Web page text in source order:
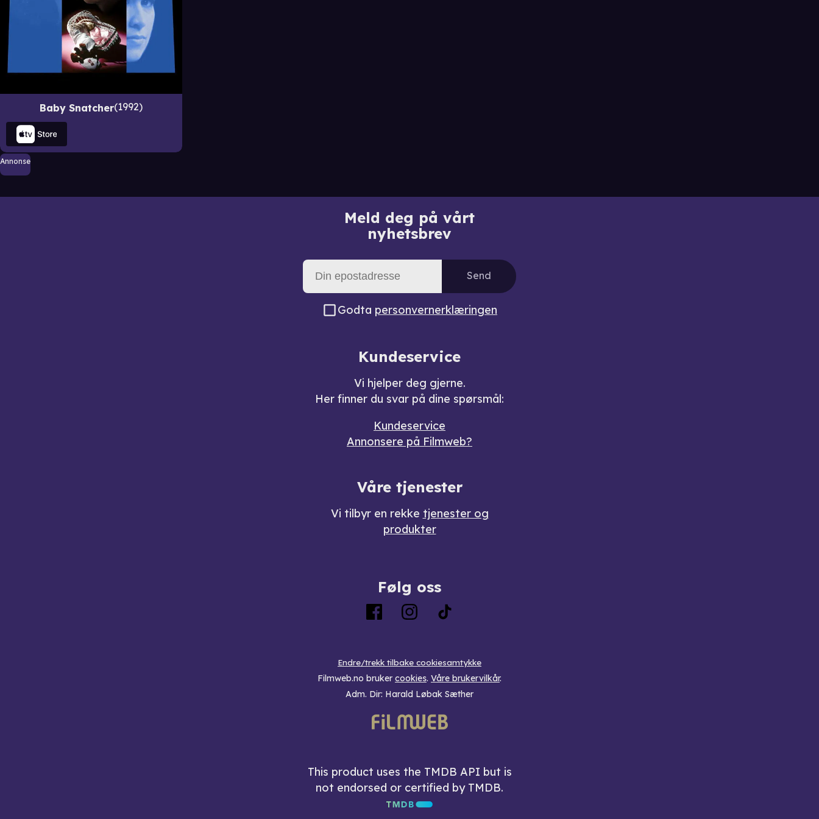
Baby Snatcher 1992
Annonse
Meld deg på vårt
nyhetsbrev
Send
Godta personvernerklæringen
Kundeservice
Vi hjelper deg gjerne.
Her finner du svar på dine spørsmål:
Kundeservice
Annonsere på Filmweb?
Våre tjenester
Vi tilbyr en rekke tjenester og
produkter
Følg oss
Endre/trekk tilbake cookiesamtykke
Filmweb.no bruker cookies. Våre brukervilkår.
Adm. Dir: Harald Løbak Sæther
This product uses the TMDB API but is
not endorsed or certified by TMDB.